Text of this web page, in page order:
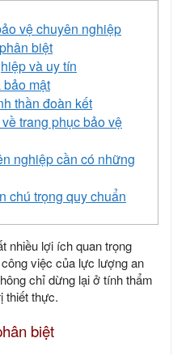
vệ chuyên nghiệp
biệt
và uy tín
mật
thần đoàn kết
trang phục bảo vệ
nghiệp cần có những
chú trọng quy chuẩn
nhiều lợi ích quan trọng
việc của lực lượng an
chỉ dừng lại ở tính thẩm
thiết thực.
biệt